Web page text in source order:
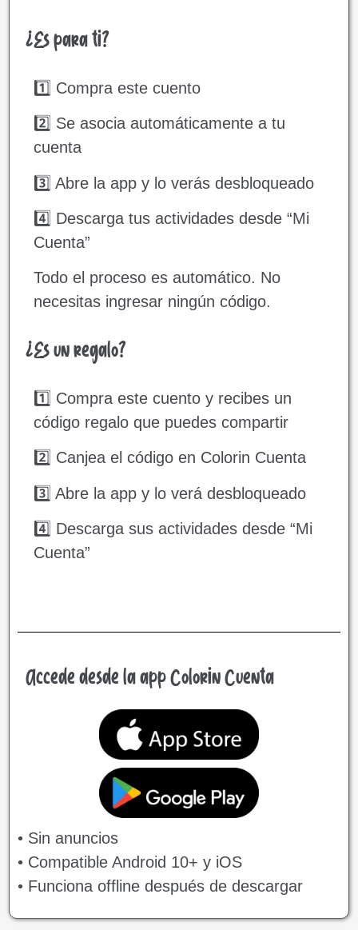
¿Es para ti?
1️⃣ Compra este cuento
2️⃣ Se asocia automáticamente a tu
cuenta
3️⃣ Abre la app y lo verás desbloqueado
4️⃣ Descarga tus actividades desde “Mi
Cuenta”
Todo el proceso es automático. No
necesitas ingresar ningún código.
¿Es un regalo?
1️⃣ Compra este cuento y recibes un
código regalo que puedes compartir
2️⃣ Canjea el código en Colorin Cuenta
3️⃣ Abre la app y lo verá desbloqueado
4️⃣ Descarga sus actividades desde “Mi
Cuenta”
Accede desde la app Colorin Cuenta
• Sin anuncios
• Compatible Android 10+ y iOS
• Funciona offline después de descargar